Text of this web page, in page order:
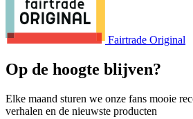
Fairtrade Original
Op de hoogte blijven?
Elke maand sturen we onze fans mooie
verhalen en de nieuwste producten